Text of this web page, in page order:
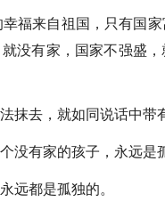
来自祖国，只有国家
没有家，国家不强盛
去，就如同说话中带
有家的孩子，永远是
都是孤独的。